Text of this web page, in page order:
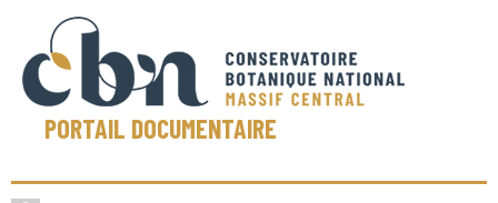
PORTAIL DOCUMENTAIRE